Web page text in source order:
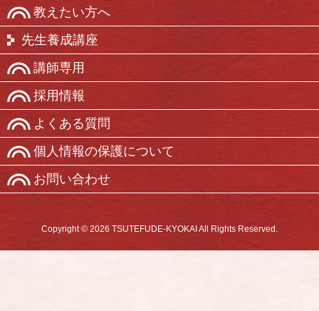
教えたい方へ
先生養成講座
講師専用
採用情報
よくある質問
個人情報の保護について
お問い合わせ
Copyright © 2026 TSUTEFUDE-KYOKAI All Rights Reserved.